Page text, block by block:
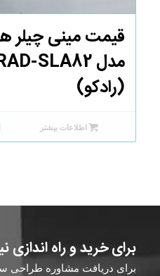
(رادکو)
اطلاعات بیشتر
برای خرید و راه اندازی
برای دریافت مشاوره طراحی